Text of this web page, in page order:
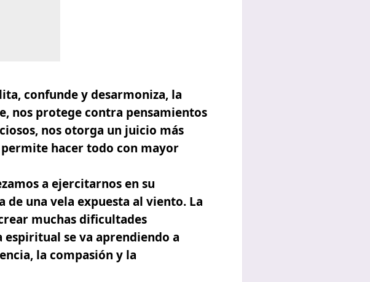
confunde y desarmoniza, la
nos protege contra pensamientos
nos otorga un juicio más
hacer todo con mayor
a ejercitarnos en su
una vela expuesta al viento. La
muchas dificultades
se va aprendiendo a
la compasión y la